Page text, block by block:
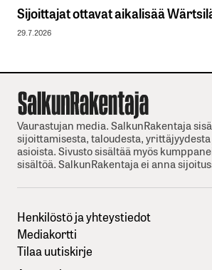
Sijoittajat ottavat aikalisää
29.7.2026
Vaurastujan media. SalkunRakentaja
sijoittamisesta, taloudesta,
asioista. Sivusto sisältää myös
sisältöä. SalkunRakentaja ei anna
Henkilöstö ja yhteystiedot
Mediakortti
Tilaa uutiskirje